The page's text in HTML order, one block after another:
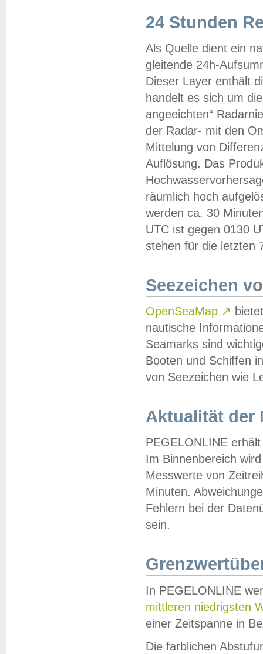
24 Stunden
Als Quelle dient ein
gleitende 24h-
Dieser Layer enthält
handelt es sich um
angeeichten“
der Radar- mit den
Mittelung von
Auflösung. Das
räumlich hoch
werden ca. 30
UTC ist gegen 0130
stehen für die letzten
Seezeichen
OpenSeaMap ↗
nautische
Seamarks sind
Booten und Schiffen
von Seezeichen wie
Aktualität der
PEGELONLINE
Im Binnenbereich
Messwerte von
Minuten.
Fehlern bei der
sein.
In PEGELONLINE
mittleren niedrigsten
einer Zeitspanne in
Die farblichen